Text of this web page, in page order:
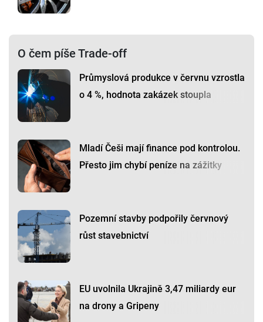
O čem píše Trade-off
Průmyslová produkce v červnu vzrostla
o 4 %, hodnota zakázek stoupla
Mladí Češi mají finance pod kontrolou.
Přesto jim chybí peníze na zážitky
Pozemní stavby podpořily červnový
růst stavebnictví
EU uvolnila Ukrajině 3,47 miliardy eur
na drony a Gripeny